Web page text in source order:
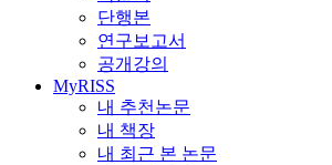
단행본
연구보고서
공개강의
MyRISS
내 추천논문
내 책장
내 최근 본 논문